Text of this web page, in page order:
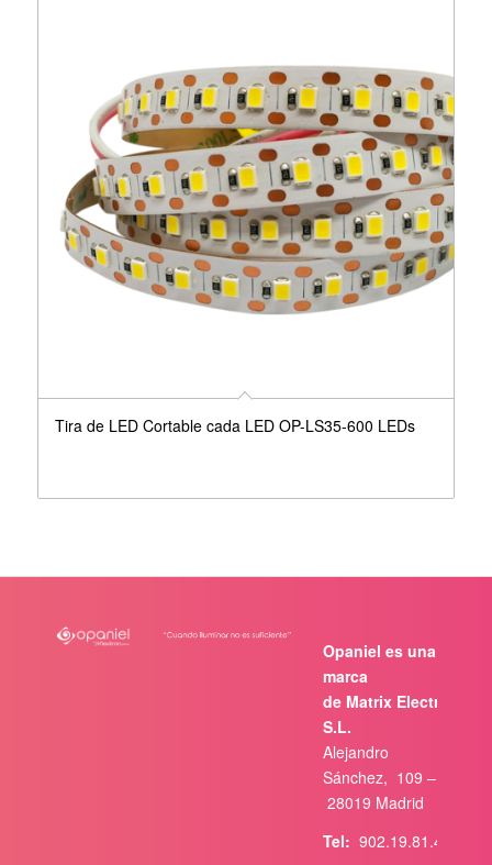
Tira de LED Cortable cada LED OP-LS35-600 LEDs
Opaniel es una
marca
de Matrix Electrónica,
S.L.
Alejandro
Sánchez, 109 –
28019 Madrid
Tel: 902.19.81.46